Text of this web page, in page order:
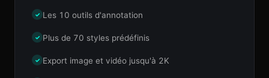
✓ Les 10 outils d'annotation
✓ Plus de 70 styles prédéfinis
✓ Export image et vidéo jusqu'à 2K